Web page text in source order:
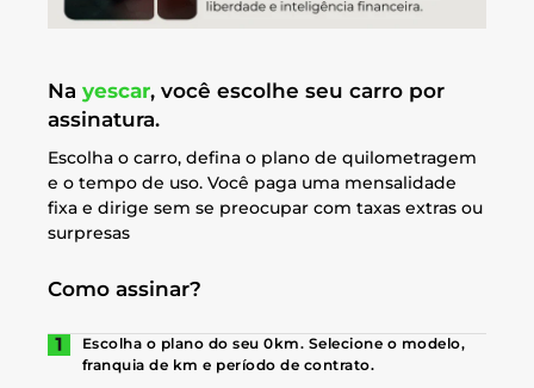
Na yescar, você escolhe seu carro por
assinatura.
Escolha o carro, defina o plano de quilometragem
e o tempo de uso. Você paga uma mensalidade
fixa e dirige sem se preocupar com taxas extras ou
surpresas
Como assinar?
Escolha o plano do seu 0km. Selecione o modelo,
franquia de km e período de contrato.